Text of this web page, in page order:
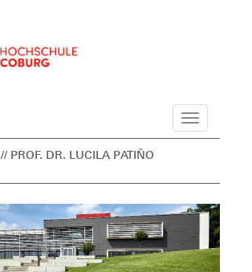
Navigation
// PROF. DR. LUCILA PATIÑO